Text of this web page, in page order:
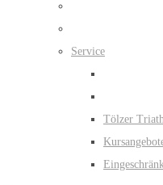
Service
Tölzer